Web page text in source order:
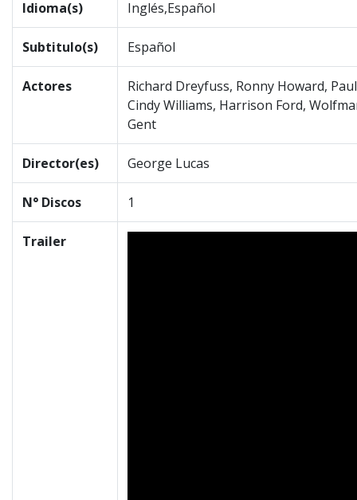
Idioma(s) Inglés,Español
Subtitulo(s) Español
Actores
Richard Dreyfuss, Ronny Howard,
Cindy Williams, Harrison Ford,
Gent
Director(es) George Lucas
N° Discos 1
Trailer